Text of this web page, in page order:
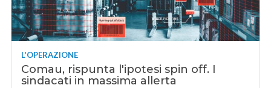
L'OPERAZIONE
Comau, rispunta l'ipotesi spin off. I
sindacati in massima allerta